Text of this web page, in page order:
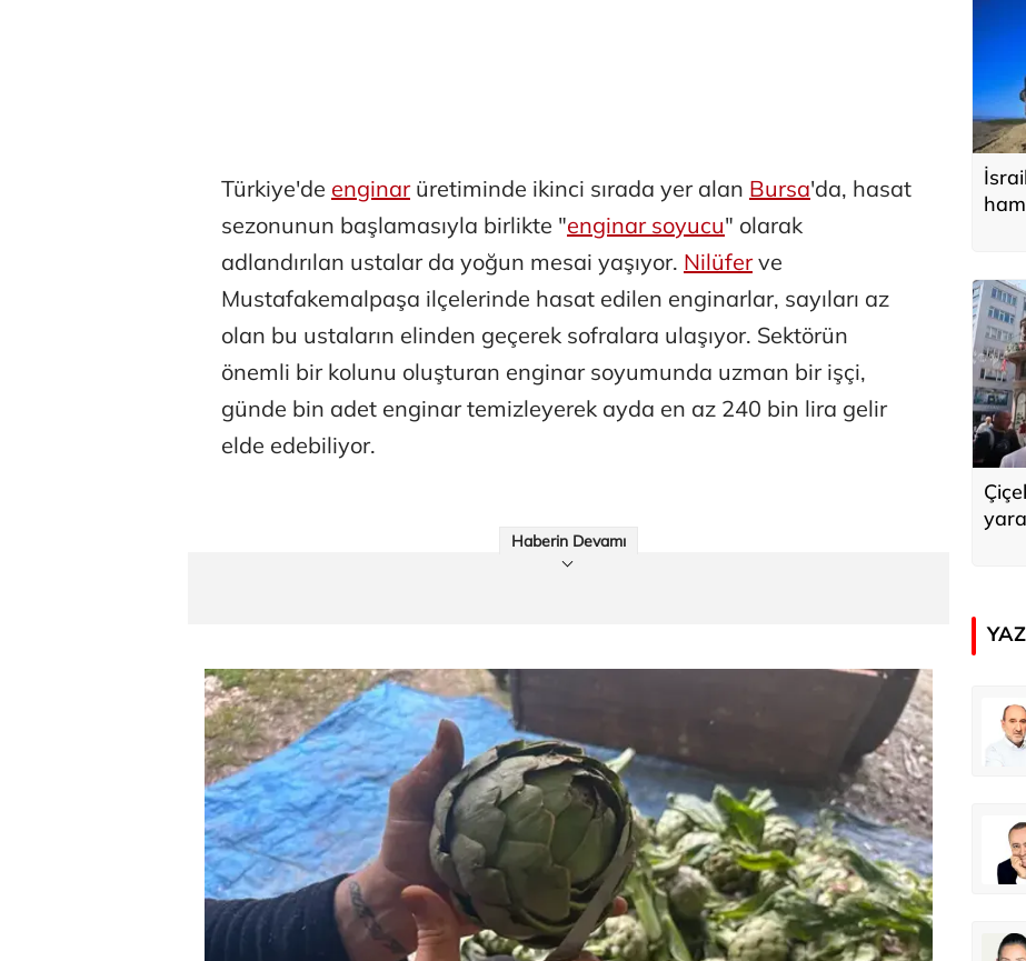
Türkiye'de enginarüretiminde ikinci sırada yer alan Bursa'da, hasat
sezonunun başlamasıyla birlikte "enginar soyucu" olarak
adlandırılan ustalar da yoğun mesai yaşıyor. Nilüferve
Mustafakemalpaşa ilçelerinde hasat edilen enginarlar, sayıları az
olan bu ustaların elinden geçerek sofralara ulaşıyor. Sektörün
önemli bir kolunu oluşturan enginar soyumunda uzman bir işçi,
günde bin adet enginar temizleyerek ayda en az 240 bin lira gelir
elde edebiliyor.
Haberin Devamı
Tunca Bengin
O timsahlar sizi yemeli aslında!...
Ali Eyüboğlu
Deniz Kilislioğlu
O timsahlar sizi yemeli aslında!...
Ali Eyüboğlu
Ahbap’a bağışları kayıp ünlüler var
Deniz Kilislioğlu